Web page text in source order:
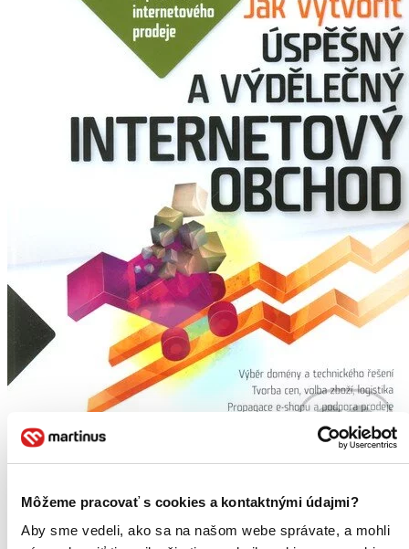
Môžeme pracovať s cookies a kontaktnými údajmi?
Aby sme vedeli, ako sa na našom webe správate, a mohli
Jak vytvořit úspěšný a výdělečný internetový obchod
CZ